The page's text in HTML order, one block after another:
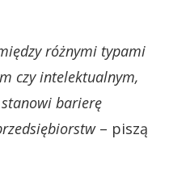
różnymi typami
czy intelektualnym,
barierę
– piszą